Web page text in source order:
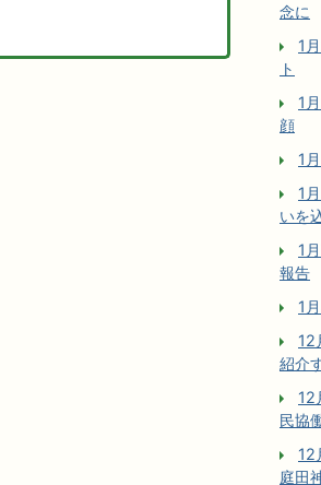
念に
1
ト
1
顔
1
1
いを
1
報告
1
12
紹介
12
民協
12
庭田